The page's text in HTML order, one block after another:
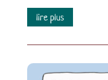
lire plus